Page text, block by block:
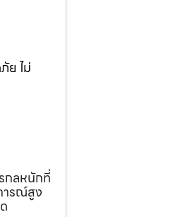
ย ไม่
กลหนักที่
ารณ์สูง